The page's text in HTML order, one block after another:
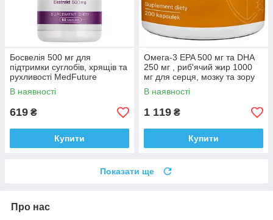
Босвелія 500 мг для
підтримки суглобів, хрящів та
рухливості MedFuture
Boswellia serrata 60 капсул
Доставка з ЄС
В наявності
619 ₴
Купити
Омега-3 EPA 500 мг та DHA
250 мг , риб'ячий жир 1000
мг для серця, мозку та зору
Medfuture Omega 3 1000mg
200 капсул Доставка з ЄС
В наявності
1 119 ₴
Купити
Показати ще
Про нас